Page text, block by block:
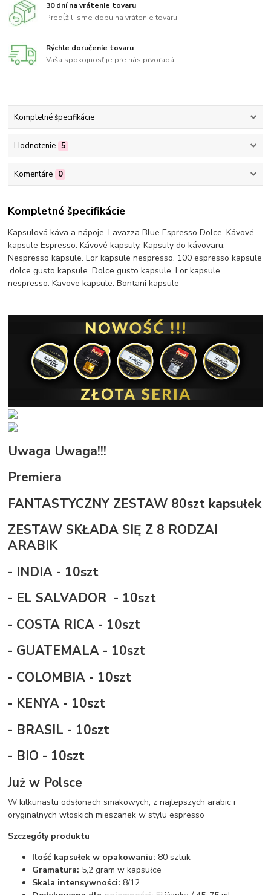
30 dní na vrátenie tovaru
Predĺžili sme dobu na vrátenie tovaru
Rýchle doručenie tovaru
Vaša spokojnosť je pre nás prvoradá
Kompletné špecifikácie
Hodnotenie 5
Komentáre 0
Kompletné špecifikácie
Kapsulová káva a nápoje. Lavazza Blue Espresso Dolce. Kávové
kapsule Espresso. Kávové kapsuly. Kapsuly do kávovaru.
Nespresso kapsule. Lor kapsule nespresso. 100 espresso kapsule
.dolce gusto kapsule. Dolce gusto kapsule. Lor kapsule
nespresso. Kavove kapsule. Bontani kapsule
Uwaga Uwaga!!!
Premiera
FANTASTYCZNY ZESTAW 80szt kapsułek
ZESTAW SKŁADA SIĘ Z 8 RODZAI
ARABIK
- INDIA - 10szt
- EL SALVADOR - 10szt
- COSTA RICA - 10szt
- GUATEMALA - 10szt
- COLOMBIA - 10szt
- KENYA - 10szt
- BRASIL - 10szt
- BIO - 10szt
Już w Polsce
W kilkunastu odsłonach smakowych, z najlepszych arabic i
oryginalnych włoskich mieszanek w stylu espresso
Szczegóły produktu
Ilość kapsułek w opakowaniu: 80 sztuk
Gramatura: 5,2 gram w kapsułce
Skala intensywności: 8/12